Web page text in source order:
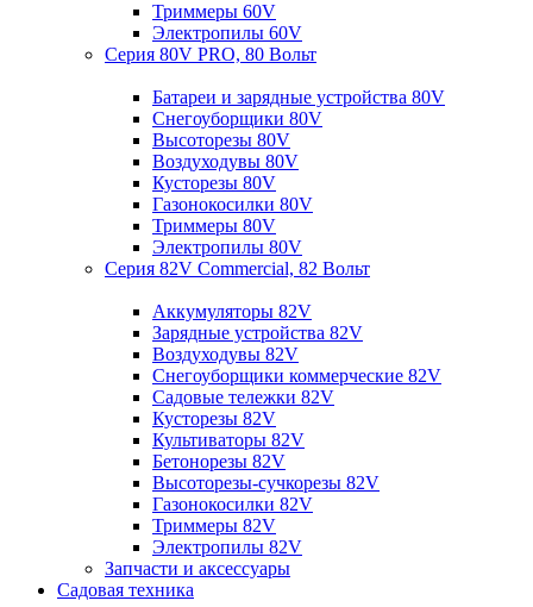
Триммеры 60V
Электропилы 60V
Серия 80V PRO, 80 Вольт
Батареи и зарядные устройства 80V
Снегоуборщики 80V
Высоторезы 80V
Воздуходувы 80V
Кусторезы 80V
Газонокосилки 80V
Триммеры 80V
Электропилы 80V
Серия 82V Commercial, 82 Вольт
Аккумуляторы 82V
Зарядные устройства 82V
Воздуходувы 82V
Снегоуборщики коммерческие 82V
Садовые тележки 82V
Кусторезы 82V
Культиваторы 82V
Бетонорезы 82V
Высоторезы-сучкорезы 82V
Газонокосилки 82V
Триммеры 82V
Электропилы 82V
Запчасти и аксессуары
Садовая техника